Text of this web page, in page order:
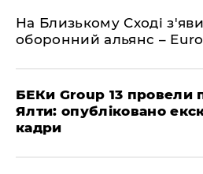
На Близькому Сході
оборонний альянс –
БЕКи Group 13 провели
Ялти: опубліковано
кадри